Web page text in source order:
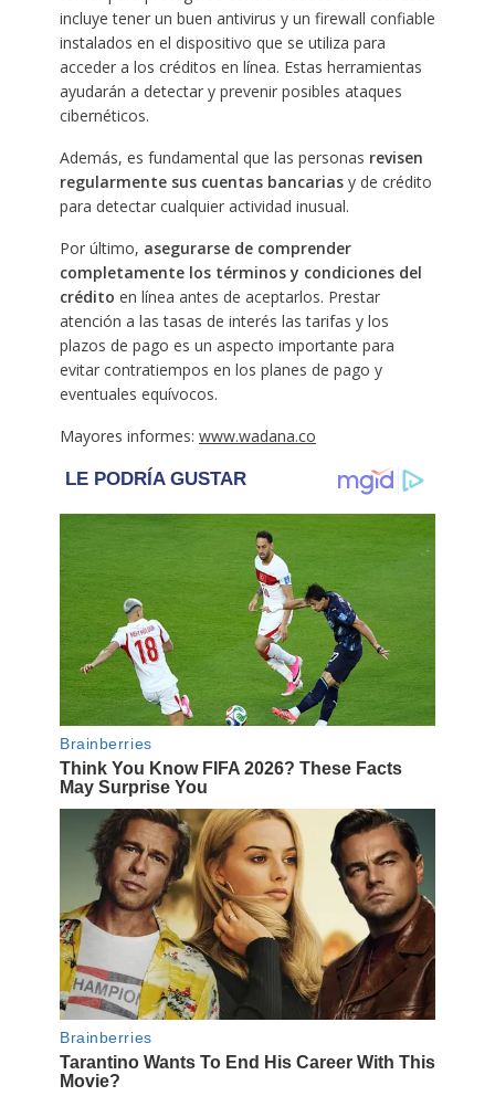
incluye tener un buen antivirus y un firewall confiable
instalados en el dispositivo que se utiliza para
acceder a los créditos en línea. Estas herramientas
ayudarán a detectar y prevenir posibles ataques
cibernéticos.
Además, es fundamental que las personas revisen
regularmente sus cuentas bancariasy de crédito
para detectar cualquier actividad inusual.
Por último, asegurarse de comprender
completamente los términos y condiciones del
crédito en línea antes de aceptarlos. Prestar
atención a las tasas de interés las tarifas y los
plazos de pago es un aspecto importante para
evitar contratiempos en los planes de pago y
eventuales equívocos.
Mayores informes: www.wadana.co